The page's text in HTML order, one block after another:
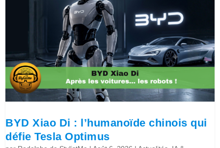
BYD Xiao Di : l’humanoïde chinois qui
défie Tesla Optimus